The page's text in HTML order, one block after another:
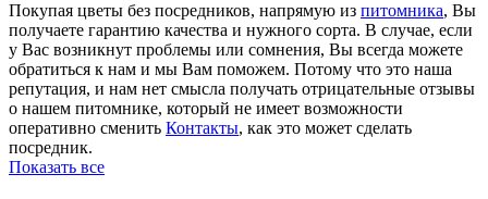
Покупая цветы без посредников, напрямую из питомника, Вы
получаете гарантию качества и нужного сорта. В случае, если
у Вас возникнут проблемы или сомнения, Вы всегда можете
обратиться к нам и мы Вам поможем. Потому что это наша
репутация, и нам нет смысла получать отрицательные отзывы
о нашем питомнике, который не имеет возможности
оперативно сменить Контакты, как это может сделать
посредник.
Показать все